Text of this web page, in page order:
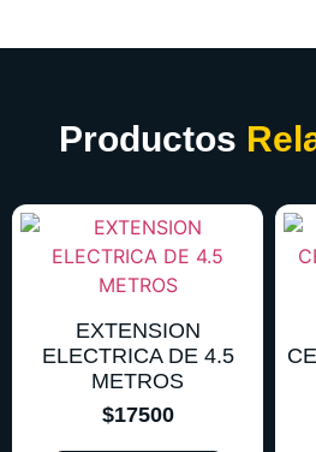
Productos
EXTENSION
ELECTRICA DE 4.5
METROS
$17500